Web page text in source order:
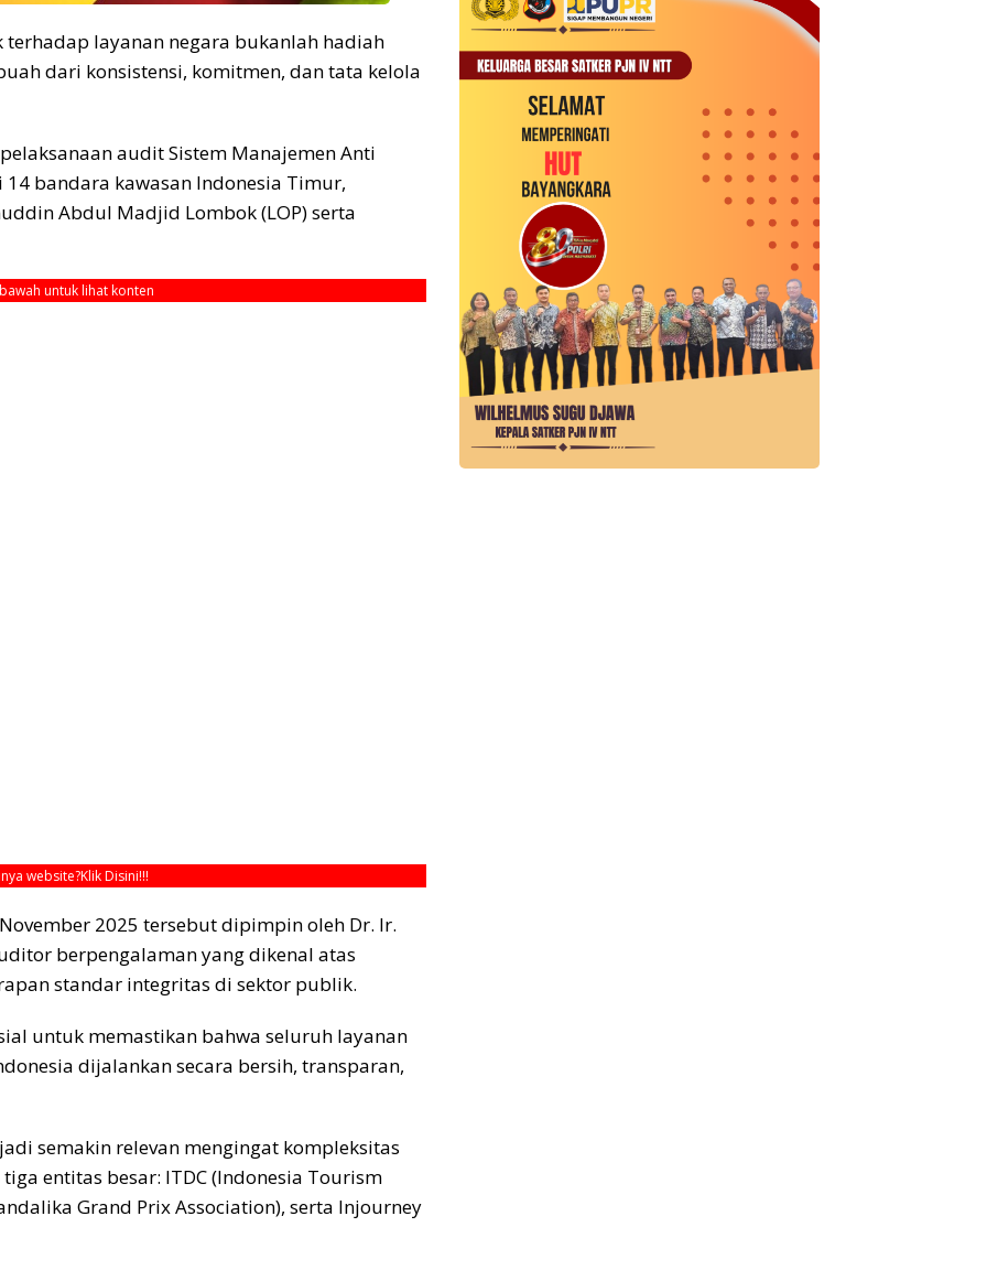
terhadap layanan negara bukanlah hadiah
dari konsistensi, komitmen, dan tata kelola
audit Sistem Manajemen Anti
14 bandara kawasan Indonesia Timur,
Abdul Madjid Lombok (LOP) serta
untuk lihat konten
website?Klik Disini!!!
2025 tersebut dipimpin oleh Dr. Ir.
berpengalaman yang dikenal atas
standar integritas di sektor publik.
untuk memastikan bahwa seluruh layanan
dijalankan secara bersih, transparan,
semakin relevan mengingat kompleksitas
entitas besar: ITDC (Indonesia Tourism
Grand Prix Association), serta Injourney